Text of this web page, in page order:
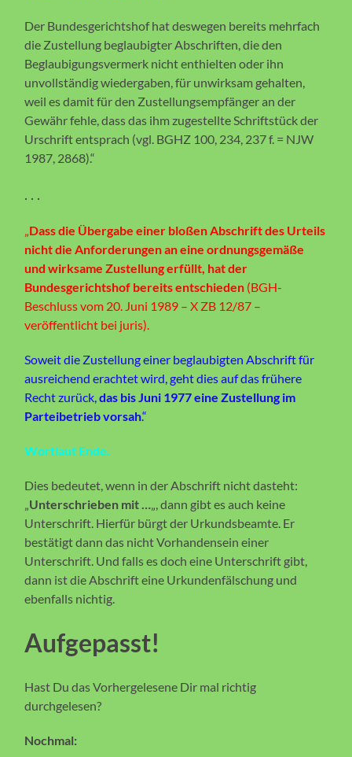
Der Bundesgerichtshof hat deswegen bereits mehrfach
die Zustellung beglaubigter Abschriften, die den
Beglaubigungsvermerk nicht enthielten oder ihn
unvollständig wiedergaben, für unwirksam gehalten,
weil es damit für den Zustellungsempfänger an der
Gewähr fehle, dass das ihm zugestellte Schriftstück der
Urschrift entsprach (vgl. BGHZ 100, 234, 237 f. = NJW
1987, 2868).“
. . .
„Dass die Übergabe einer bloßen Abschrift des Urteils
nicht die Anforderungen an eine ordnungsgemäße
und wirksame Zustellung erfüllt, hat der
Bundesgerichtshof bereits entschieden (BGH-
Beschluss vom 20. Juni 1989 – X ZB 12/87 –
veröffentlicht bei juris).
Soweit die Zustellung einer beglaubigten Abschrift für
ausreichend erachtet wird, geht dies auf das frühere
Recht zurück,das bis Juni 1977 eine Zustellung im
Parteibetrieb vorsah.“
Wortlaut Ende.
Dies bedeutet, wenn in der Abschrift nicht dasteht:
„Unterschrieben mit …„, dann gibt es auch keine
Unterschrift. Hierfür bürgt der Urkundsbeamte. Er
bestätigt dann das nicht Vorhandensein einer
Unterschrift. Und falls es doch eine Unterschrift gibt,
dann ist die Abschrift eine Urkundenfälschung und
ebenfalls nichtig.
Aufgepasst!
Hast Du das Vorhergelesene Dir mal richtig
durchgelesen?
Nochmal: